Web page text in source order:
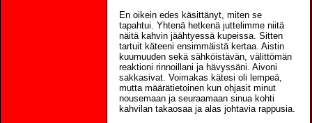
En oikein edes käsittänyt, miten se
tapahtui. Yhtenä hetkenä juttelimme niitä
näitä kahvin jäähtyessä kupeissa. Sitten
tartuit käteeni ensimmäistä kertaa. Aistin
kuumuuden sekä sähköistävän, välittömän
reaktioni rinnoillani ja hävyssäni. Aivoni
sakkasivat. Voimakas kätesi oli lempeä,
mutta määrätietoinen kun ohjasit minut
nousemaan ja seuraamaan sinua kohti
kahvilan takaosaa ja alas johtavia rappusia.